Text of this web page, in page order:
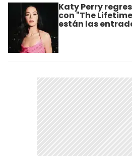
Katy Perry
con "The
están las